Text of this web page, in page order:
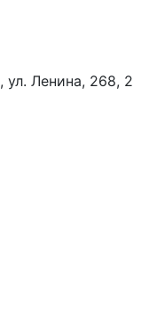
ул. Ленина, 268, 2